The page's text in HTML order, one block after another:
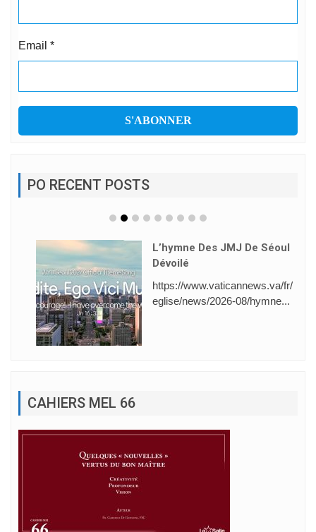
Email *
PO RECENT POSTS
L’hymne Des JMJ De Séoul
Dévoilé
https://www.vaticannews.va/fr/
eglise/news/2026-08/hymne...
CAHIERS MEL 66